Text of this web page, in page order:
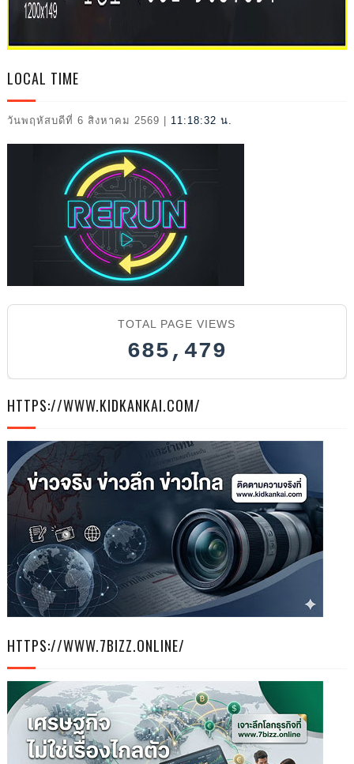
2026
LOCAL TIME
วันพฤหัสบดีที่ 6 สิงหาคม 2569 11:18:33 น.
TOTAL PAGE VIEWS
685,479
HTTPS://WWW.KIDKANKAI.COM/
HTTPS://WWW.7BIZZ.ONLINE/